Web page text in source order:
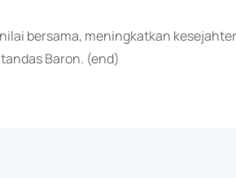
bersama, meningkatkan
Baron. (end)